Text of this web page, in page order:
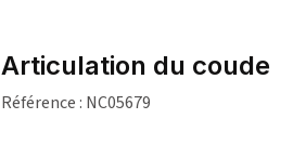
Articulation du coude
Référence : NC05679